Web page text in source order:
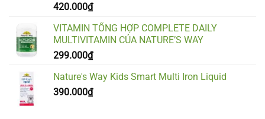
420.000₫
VITAMIN TỔNG HỢP COMPLETE DAILY
MULTIVITAMIN CỦA NATURE’S WAY
299.000₫
Nature's Way Kids Smart Multi Iron Liquid
390.000₫